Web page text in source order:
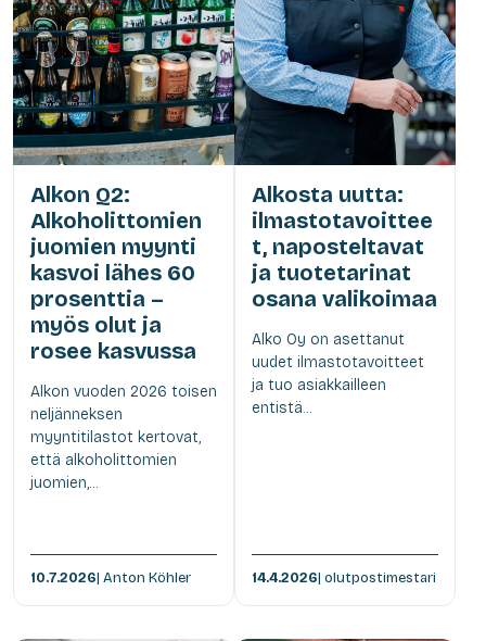
Alkon Q2:
Alkoholittomien
juomien myynti
kasvoi lähes 60
prosenttia –
myös olut ja
rosee kasvussa
Alkon vuoden 2026 toisen
neljänneksen
myyntitilastot kertovat,
että alkoholittomien
juomien,...
10.7.2026| Anton Köhler
Alkosta uutta:
ilmastotavoittee
t, naposteltavat
ja tuotetarinat
osana valikoimaa
Alko Oy on asettanut
uudet ilmastotavoitteet
ja tuo asiakkailleen
entistä...
14.4.2026| olutpostimestari